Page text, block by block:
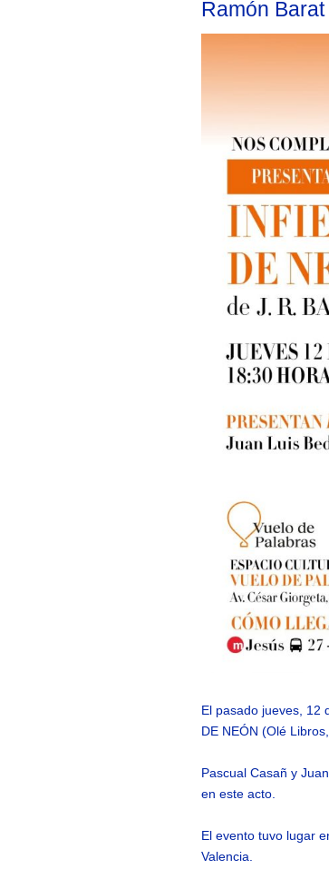
Ramón Barat
El pasado jueves, 12
DE NEÓN (Olé
Pascual Casañ y
en este acto.
El evento tuvo lugar
Valencia.